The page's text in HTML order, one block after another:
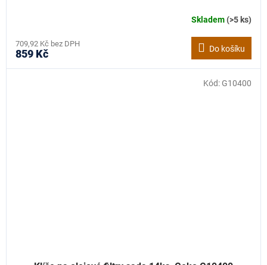
Skladem(>5 ks)
709,92 Kč bez DPH
859 Kč Do košíku
Kód: G10400